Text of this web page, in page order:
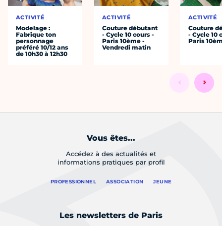
ACTIVITÉ
Modelage :
Fabrique ton
personnage
préféré 10/12 ans
de 10h30 à 12h30
ACTIVITÉ
Couture débutant
- Cycle 10 cours -
Paris 10ème -
Vendredi matin
ACTIVITÉ
Couture
- Cycle 10
Paris
Vous êtes...
Accédez à des actualités et
informations pratiques par profil
PROFESSIONNEL ASSOCIATION JEUNE
Les newsletters de Paris